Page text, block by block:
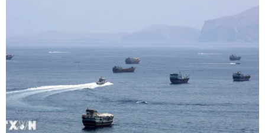
Nét duyên kín đáo trong trang phục
truyền thống của phụ nữ Sán Dìu
09/08/2026 07:18